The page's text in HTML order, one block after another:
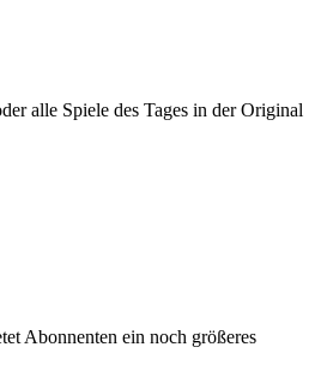
alle Spiele des Tages in der Original
Abonnenten ein noch größeres